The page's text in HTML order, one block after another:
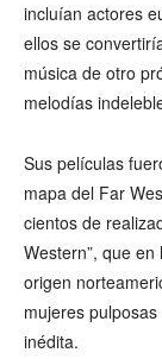
incluían actores
ellos se
música de otro
melodías
Sus películas
mapa del Far
cientos de
Western”, que
origen
mujeres
inédita.